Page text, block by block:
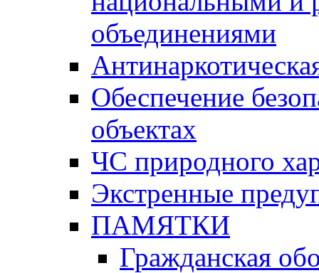
объединениями
Обеспечение
объектах
ЧС природного
Экстренные
ПАМЯТКИ
Гражданская